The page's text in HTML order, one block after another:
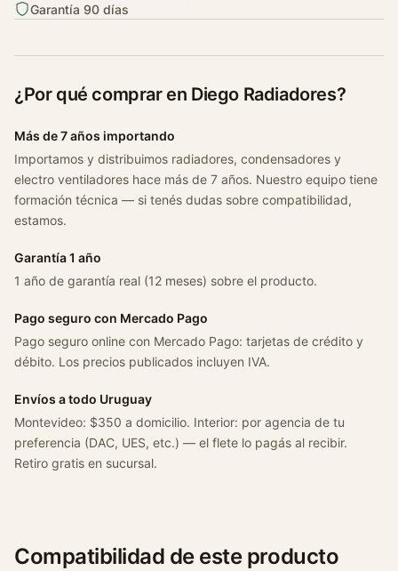
Garantía 90 días
¿Por qué comprar en Diego Radiadores?
Más de 7 años importando
Importamos y distribuimos radiadores, condensadores y
electro ventiladores hace más de 7 años. Nuestro equipo tiene
formación técnica — si tenés dudas sobre compatibilidad,
estamos.
Garantía 1 año
1 año de garantía real (12 meses) sobre el producto.
Pago seguro con Mercado Pago
Pago seguro online con Mercado Pago: tarjetas de crédito y
débito. Los precios publicados incluyen IVA.
Envíos a todo Uruguay
Montevideo: $350 a domicilio. Interior: por agencia de tu
preferencia (DAC, UES, etc.) — el flete lo pagás al recibir.
Retiro gratis en sucursal.
Compatibilidad de este producto